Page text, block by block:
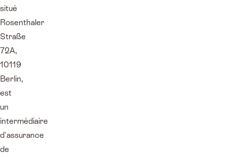
situé
Rosenthaler
Straße
72A,
10119
Berlin,
est
un
intermédiaire
d'assurance
de